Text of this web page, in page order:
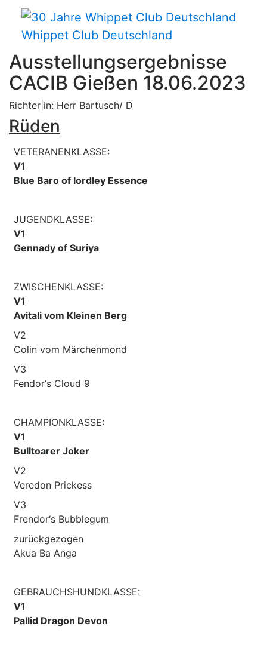
Whippet Club Deutschland
Ausstellungsergebnisse
CACIB Gießen 18.06.2023
Richter|in: Herr Bartusch/ D
Rüden
VETERANENKLASSE:
V1
Blue Baro of lordley Essence
JUGENDKLASSE:
V1
Gennady of Suriya
ZWISCHENKLASSE:
V1
Avitali vom Kleinen Berg
V2
Colin vom Märchenmond
V3
Fendor‘s Cloud 9
CHAMPIONKLASSE:
V1
Bulltoarer Joker
V2
Veredon Prickess
V3
Frendor‘s Bubblegum
zurückgezogen
Akua Ba Anga
GEBRAUCHSHUNDKLASSE:
V1
Pallid Dragon Devon